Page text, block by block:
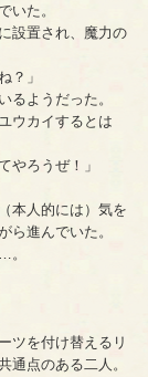
いた。
設置され、魔力の
？」
るようだった。
ウカイするとは
やろうぜ！」
本人的には）気を
ら進んでいた。
。
ツを付け替えるリ
通点のある二人。